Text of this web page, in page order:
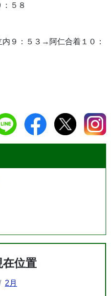
５８
９：５３→阿仁合着１０：
位置
2月